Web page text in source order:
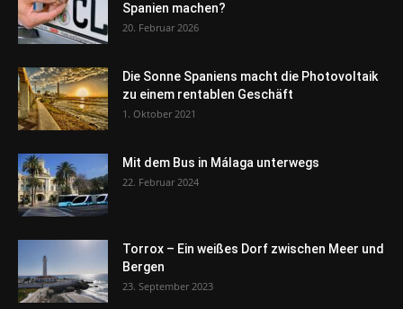
Spanien machen?
20. Februar 2026
Die Sonne Spaniens macht die Photovoltaik
zu einem rentablen Geschäft
1. Oktober 2021
Mit dem Bus in Málaga unterwegs
22. Februar 2024
Torrox – Ein weißes Dorf zwischen Meer und
Bergen
23. September 2023